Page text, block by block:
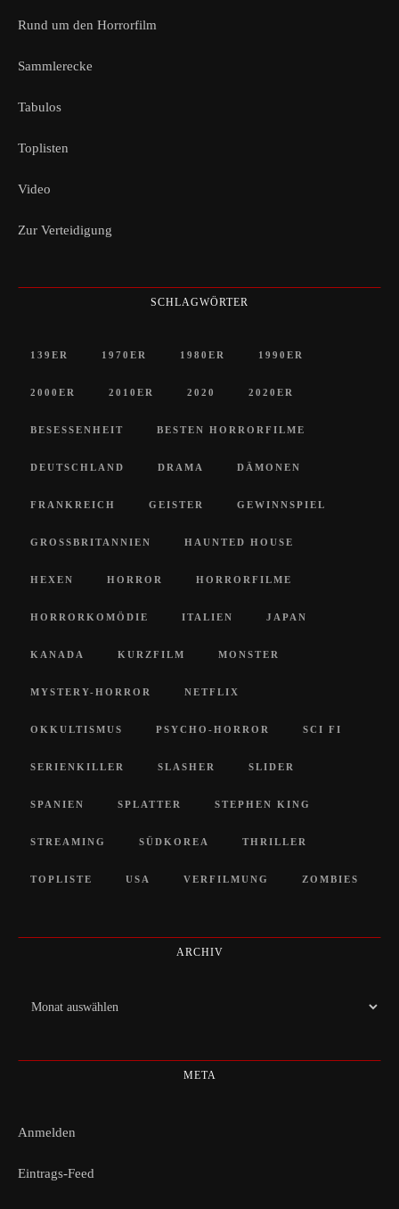
Rund um den Horrorfilm
Sammlerecke
Tabulos
Toplisten
Video
Zur Verteidigung
SCHLAGWÖRTER
139ER 1970ER 1980ER 1990ER
2000ER 2010ER 2020 2020ER
BESESSENHEIT BESTEN HORRORFILME
DEUTSCHLAND DRAMA DÄMONEN
FRANKREICH GEISTER GEWINNSPIEL
GROSSBRITANNIEN HAUNTED HOUSE
HEXEN HORROR HORRORFILME
HORRORKOMÖDIE ITALIEN JAPAN
KANADA KURZFILM MONSTER
MYSTERY-HORROR NETFLIX
OKKULTISMUS PSYCHO-HORROR SCI FI
SERIENKILLER SLASHER SLIDER
SPANIEN SPLATTER STEPHEN KING
STREAMING SÜDKOREA THRILLER
TOPLISTE USA VERFILMUNG ZOMBIES
ARCHIV
Archiv
META
Anmelden
Eintrags-Feed